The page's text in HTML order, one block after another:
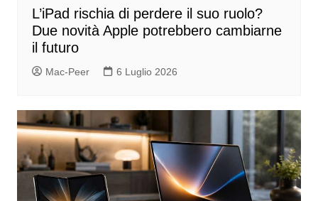
L’iPad rischia di perdere il suo ruolo?
Due novità Apple potrebbero cambiarne
il futuro
Mac-Peer 6 Luglio 2026